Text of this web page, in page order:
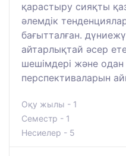
қарастыру сияқты
әлемдік
бағытталған.
айтарлықтай әсер
шешімдері және одан
перспективаларын
Оқу жылы - 1
Семестр - 1
Несиелер - 5